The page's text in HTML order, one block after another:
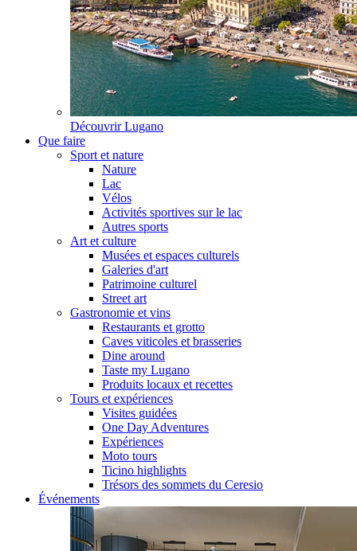
Découvrir Lugano
Que faire
Sport et nature
Nature
Lac
Vélos
Activités sportives sur le lac
Autres sports
Art et culture
Musées et espaces culturels
Galeries d'art
Patrimoine culturel
Street art
Gastronomie et vins
Restaurants et grotto
Caves viticoles et brasseries
Dine around
Taste my Lugano
Produits locaux et recettes
Tours et expériences
Visites guidées
One Day Adventures
Expériences
Moto tours
Ticino highlights
Trésors des sommets du Ceresio
Événements